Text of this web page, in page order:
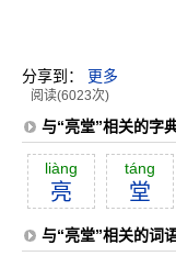
分享到： 更多
阅读(6023次)
与“亮堂”相关的字
liàng
亮
táng
堂
与“亮堂”相关的词